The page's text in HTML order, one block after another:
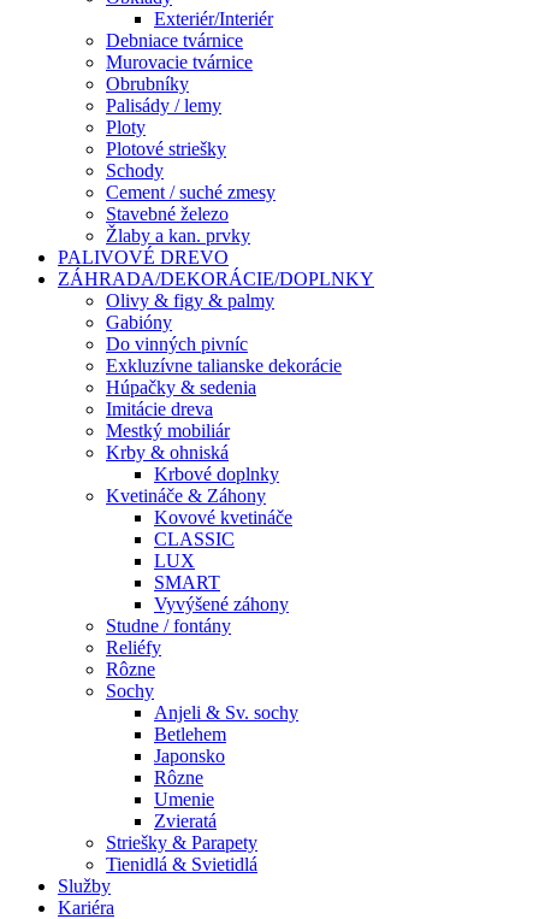
Exteriér/Interiér
Debniace tvárnice
Murovacie tvárnice
Obrubníky
Palisády / lemy
Ploty
Plotové striešky
Schody
Cement / suché zmesy
Stavebné železo
Žlaby a kan. prvky
PALIVOVÉ DREVO
ZÁHRADA/DEKORÁCIE/DOPLNKY
Olivy & figy & palmy
Gabióny
Do vinných pivníc
Exkluzívne talianske dekorácie
Húpačky & sedenia
Imitácie dreva
Mestký mobiliár
Krby & ohniská
Krbové doplnky
Kvetináče & Záhony
Kovové kvetináče
CLASSIC
LUX
SMART
Vyvýšené záhony
Studne / fontány
Reliéfy
Rôzne
Sochy
Anjeli & Sv. sochy
Betlehem
Japonsko
Rôzne
Umenie
Zvieratá
Striešky & Parapety
Tienidlá & Svietidlá
Služby
Kariéra